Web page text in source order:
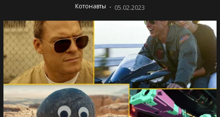
Котонавты - 05.02.2023